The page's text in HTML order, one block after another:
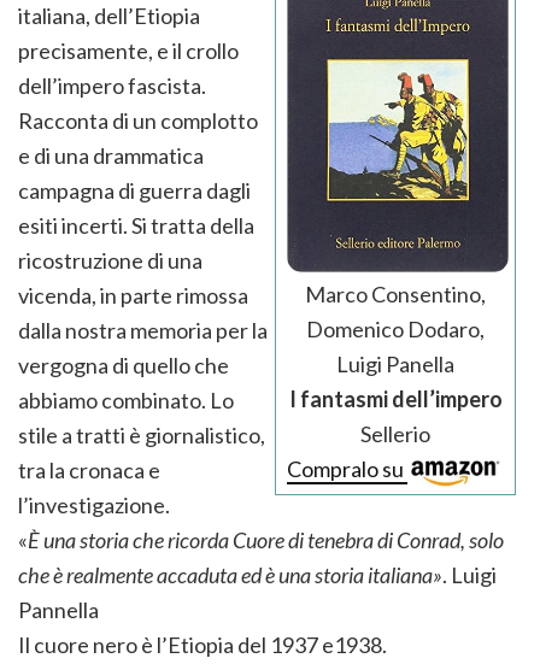
Marco Consentino,
Domenico Dodaro,
Luigi Panella
I fantasmi dell’impero
Sellerio
Compralo su
italiana, dell’Etiopia
precisamente, e il crollo
dell’impero fascista.
Racconta di un complotto
e di una drammatica
campagna di guerra dagli
esiti incerti. Si tratta della
ricostruzione di una
vicenda, in parte rimossa
dalla nostra memoria per la
vergogna di quello che
abbiamo combinato. Lo
stile a tratti è giornalistico,
tra la cronaca e
l’investigazione.
«È una storia che ricorda Cuore di tenebra di Conrad, solo
che è realmente accaduta ed è una storia italiana». Luigi
Pannella
Il cuore nero è l’Etiopia del 1937 e1938.